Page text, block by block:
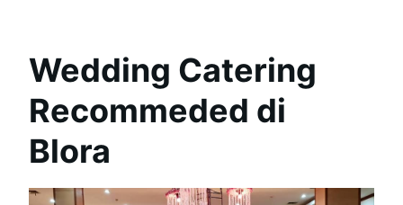
Wedding Catering
Recommeded di
Blora